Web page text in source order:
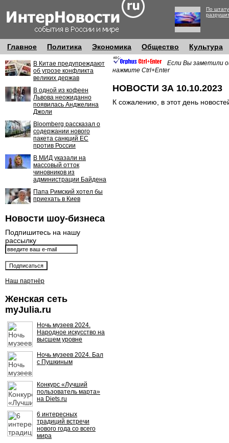
По
Главное Политика Экономика Общество Культура
В Китае предупреждают
об угрозе конфликта
великих держав
В одной из кофеен
Львова неожиданно
появилась Анджелина
Джоли
Bloomberg рассказал о
содержании нового
пакета санкций ЕС
против России
В МИД указали на
массовый отток
чиновников из
администрации Байдена
Папа Римский хотел бы
приехать в Киев
Новости шоу-бизнеса
Подпишитесь на нашу
рассылку
Наш партнёр
Женская сеть
myJulia.ru
Ночь музеев 2024.
Народное искусство на
высшем уровне
Ночь музеев 2024. Бал
с Пушкиным
Конкурс «Лучший
пользователь марта»
на Diets.ru
6 интересных
традиций встречи
нового года со всего
мира
Если Вы заметили
нажмите Ctrl+Enter
НОВОСТИ ЗА 10.10.2023
К сожалению, в этот день